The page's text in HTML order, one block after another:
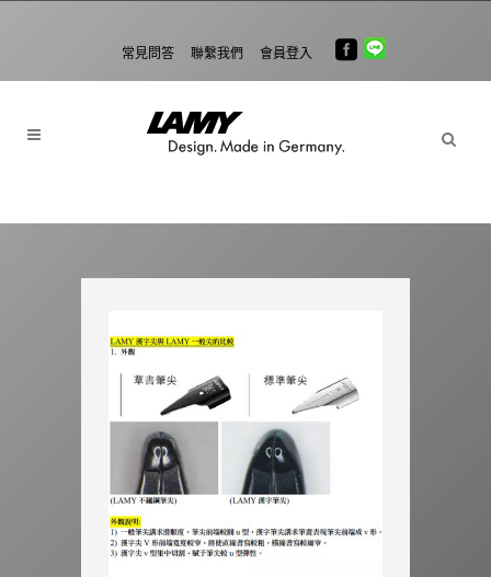
常見問答 聯繫我們 會員登入